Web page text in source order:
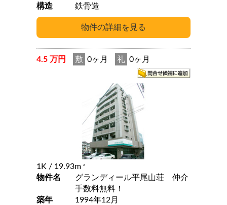
構造
鉄骨造
4.5 万円 敷 0ヶ月 礼 0ヶ月
1K / 19.93m 2
物件名
グランディール平尾山荘 仲介
手数料無料！
築年
1994年12月